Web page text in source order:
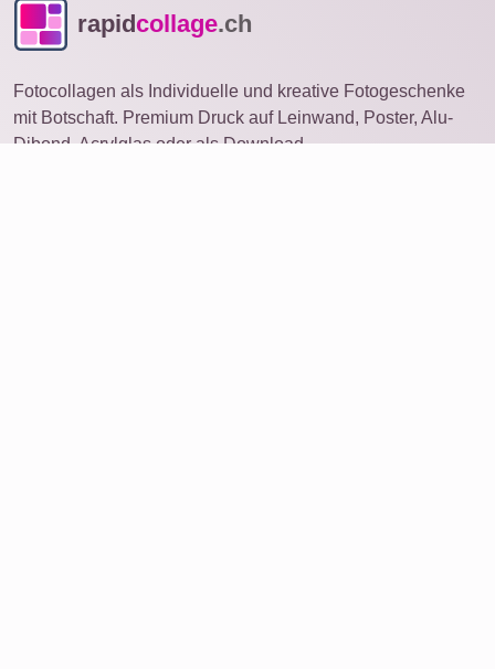
rapidcollage.ch
Fotocollagen als Individuelle und kreative Fotogeschenke
mit Botschaft. Premium Druck auf Leinwand, Poster, Alu-
Dibond, Acrylglas oder als Download.